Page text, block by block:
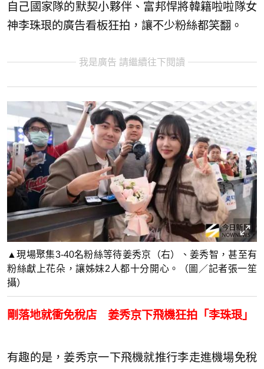
自己國家隊的默契小夥伴、富邦悍將韓籍啦啦隊女
神李珠珢的廣告看板狂拍，讓不少粉絲都笑翻。
我是廣告 請繼續往下閱讀
▲現場聚集3-40名粉絲等待姜秀京（右）、姜秀智，甚至有
粉絲獻上花朵，讓姊妹2人都十分開心。（圖／記者張一笙
攝）
剛落地就衝免稅店 姜秀京下飛機狂拍「李珠珢」
有趣的是，姜秀京一下飛機就推行李走進機場免稅